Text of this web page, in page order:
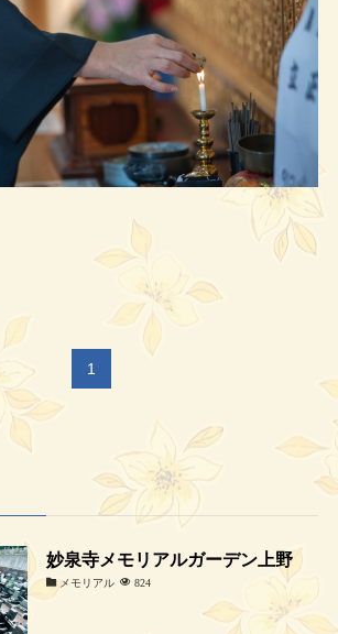
1
妙泉寺メモリアルガーデン上野
メモリアル 824